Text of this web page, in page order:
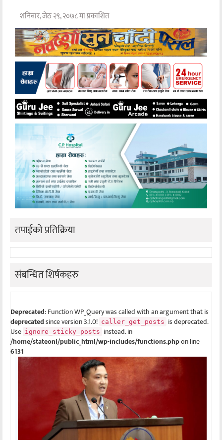
शनिबार, जेठ २९, २०७८ मा प्रकाशित
तपाईको प्रतिक्रिया
संबन्धित शिर्षकहरु
Deprecated: Function WP_Query was called with an argument that is
deprecatedsince version 3.1.0! caller_get_posts is deprecated.
Use ignore_sticky_posts instead. in
/home/stateonl/public_html/wp-includes/functions.phpon line
6131